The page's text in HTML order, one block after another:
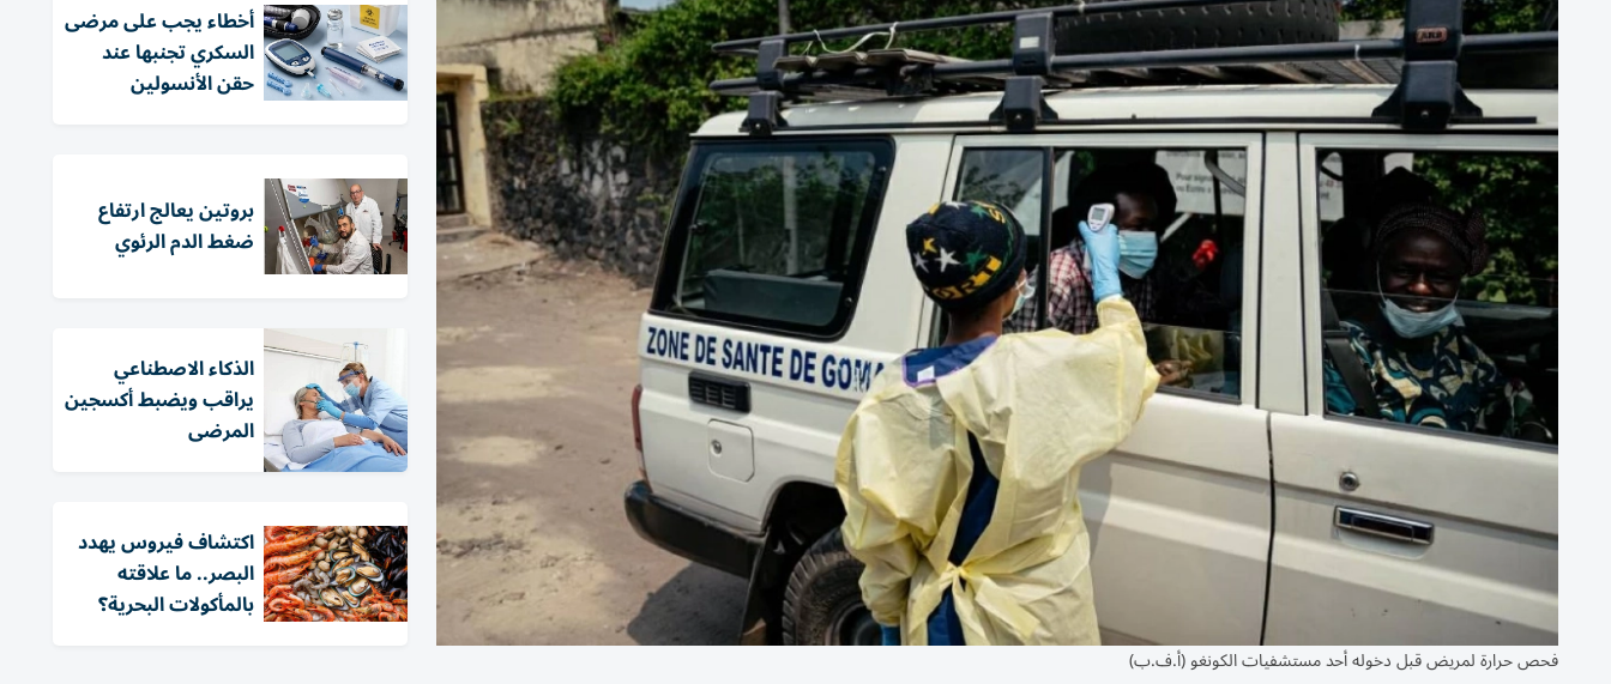
فحص حرارة لمريض قبل دخوله أحد مستشفيات الكونغو (أ.ف.ب)
أخطاء يجب على مرضى
السكري تجنبها عند
حقن الأنسولين
بروتين يعالج ارتفاع
ضغط الدم الرئوي
الذكاء الاصطناعي
يراقب ويضبط أكسجين
المرضى
اكتشاف فيروس يهدد
البصر.. ما علاقته
بالمأكولات البحرية؟